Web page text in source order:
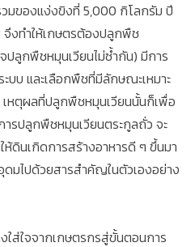
มของแง่งขิงที่ 5,000 กิโลกรัม ปี
งทำให้เกษตรต้องปลูกพืช
ปลูกพืชหมุนเวียนไม่ซ้ำกัน) มีการ
บบ และเลือกพืชที่มีลักษณะเหมาะ
หตุผลที่ปลูกพืชหมุนเวียนนั้นก็เพื่อ
รปลูกพืชหมุนเวียนตระกูลถั่ว จะ
ห้ดินเกิดการสร้างอาหารดี ๆ ขึ้นมา
มไปด้วยสารสำคัญในตัวเองอย่าง
ส่ใจจากเกษตรกรสู่ขั้นตอนการ